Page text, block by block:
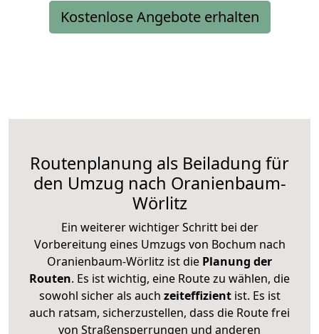
Kostenlose Angebote erhalten
Routenplanung als Beiladung für
den Umzug nach Oranienbaum-
Wörlitz
Ein weiterer wichtiger Schritt bei der
Vorbereitung eines Umzugs von Bochum nach
Oranienbaum-Wörlitz ist die Planung der
Routen. Es ist wichtig, eine Route zu wählen, die
sowohl sicher als auch zeiteffizientist. Es ist
auch ratsam, sicherzustellen, dass die Route frei
von Straßensperrungen und anderen